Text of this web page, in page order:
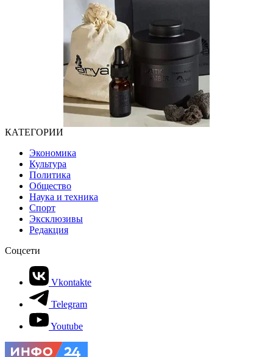
КАТЕГОРИИ
Экономика
Культура
Политика
Общество
Наука и техника
Спорт
Эксклюзивы
Редакция
Соцсети
Vkontakte
Telegram
Youtube